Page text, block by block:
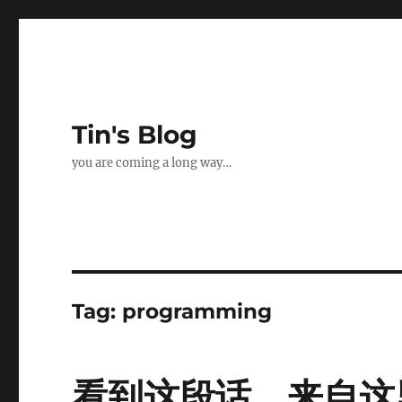
Tin's Blog
you are coming a long way…
Tag: programming